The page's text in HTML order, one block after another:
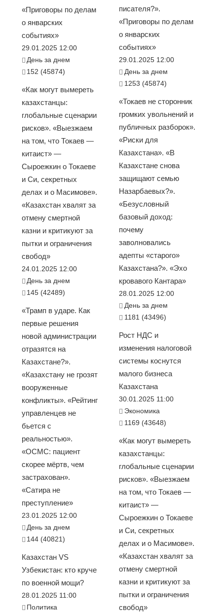
«Приговоры по делам
о январских
событиях»
29.01.2025 12:00
День за днем
152 (45874)
«Как могут вымереть
казахстанцы:
глобальные сценарии
рисков». «Выезжаем
на том, что Токаев —
китаист» —
Сыроежкин о Токаеве
и Си, секретных
делах и о Масимове».
«Казахстан хвалят за
отмену смертной
казни и критикуют за
пытки и ограничения
свобод»
24.01.2025 12:00
День за днем
145 (42489)
«Трамп в ударе. Как
первые решения
новой администрации
отразятся на
Казахстане?».
«Казахстану не грозят
вооруженные
конфликты». «Рейтинг
управленцев не
бьется с
реальностью».
«ОСМС: пациент
скорее мёртв, чем
застрахован».
«Сатира не
преступление»
23.01.2025 12:00
День за днем
144 (40821)
Казахстан VS
Узбекистан: кто круче
по военной мощи?
28.01.2025 11:00
Политика
писателя?».
«Приговоры по делам
о январских
событиях»
29.01.2025 12:00
День за днем
1253 (45874)
«Токаев не сторонник
громких увольнений и
публичных разборок».
«Риски для
Казахстана». «В
Казахстане снова
защищают семью
Назарбаевых?».
«Безусловный
базовый доход:
почему
заволновались
адепты «старого»
Казахстана?». «Эхо
кровавого Кантара»
28.01.2025 12:00
День за днем
1181 (43496)
Рост НДС и
изменения налоговой
системы коснутся
малого бизнеса
Казахстана
30.01.2025 11:00
Экономика
1169 (43648)
«Как могут вымереть
казахстанцы:
глобальные сценарии
рисков». «Выезжаем
на том, что Токаев —
китаист» —
Сыроежкин о Токаеве
и Си, секретных
делах и о Масимове».
«Казахстан хвалят за
отмену смертной
казни и критикуют за
пытки и ограничения
свобод»